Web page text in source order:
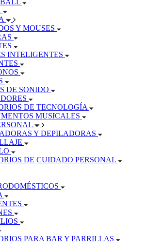
Y MOUSES
INTELIGENTES
DE SONIDO
DE TECNOLOGÍA
MUSICALES
Y DEPILADORAS
DE CUIDADO PERSONAL
PARA BAR Y PARRILLAS